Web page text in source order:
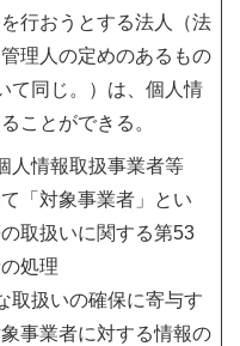
行おうとする法人（法
理人の定めのあるもの
て同じ。）は、個人情
ことができる。
人情報取扱事業者等
「対象事業者」とい
取扱いに関する第53
処理
取扱いの確保に寄与す
事業者に対する情報の